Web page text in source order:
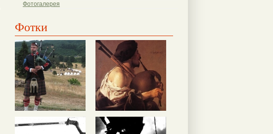
Фотогалерея
Фотки